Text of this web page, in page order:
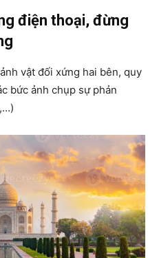
điện thoại, đừng
vật đối xứng hai bên, quy
bức ảnh chụp sự phản